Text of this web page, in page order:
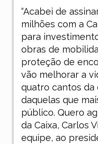
“Acabei de
milhões com a
para
obras de
proteção de
vão melhorar a
quatro cantos
daquelas que
público. Quero
da Caixa, Carlos
equipe, ao